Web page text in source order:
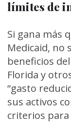
límites de
Si gana más
Medicaid, no
beneficios
Florida y
“gasto
sus activos
criterios para